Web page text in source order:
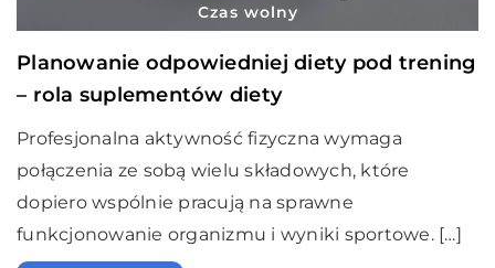
Czas wolny
Planowanie odpowiedniej diety pod trening
– rola suplementów diety
Profesjonalna aktywność fizyczna wymaga
połączenia ze sobą wielu składowych, które
dopiero wspólnie pracują na sprawne
funkcjonowanie organizmu i wyniki sportowe. […]